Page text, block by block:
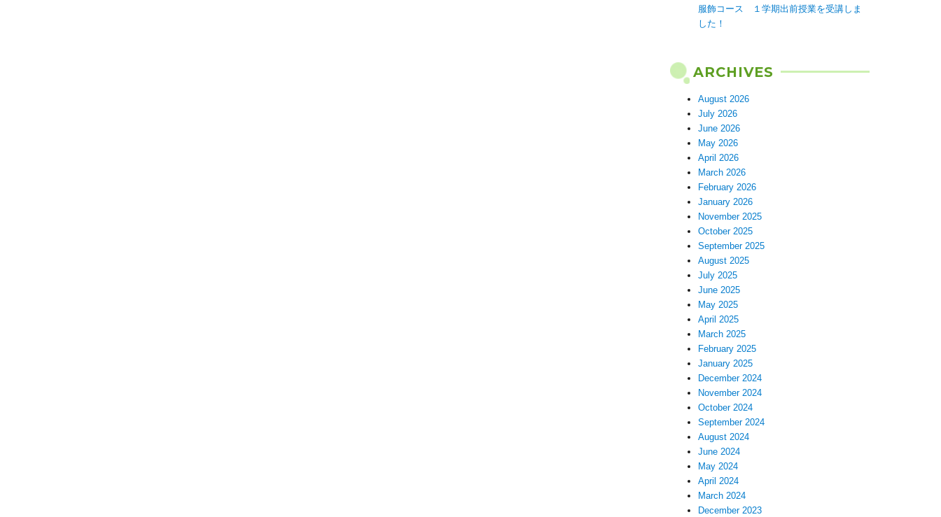
服飾コース １学期出前授業を受講しま
した！
ARCHIVES
August 2026
July 2026
June 2026
May 2026
April 2026
March 2026
February 2026
January 2026
November 2025
October 2025
September 2025
August 2025
July 2025
June 2025
May 2025
April 2025
March 2025
February 2025
January 2025
December 2024
November 2024
October 2024
September 2024
August 2024
June 2024
May 2024
April 2024
March 2024
December 2023